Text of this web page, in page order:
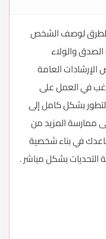
لوصف الشخص
والولاء
الإرشادات العامة
في العمل على
بشكل كامل إلى
ممارسة المزيد من
في بناء شخصية
التحديات بشكل مباشر .